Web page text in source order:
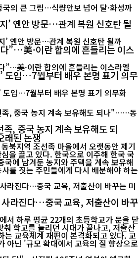
’ 옌안 방문…관계 복원 신호탄 될
”…美·이란 합의에 흔들리는 이스
도입…7월부터 배우 본명 표기 의무
, 중국 농지 계속 보유해도 되
된 논쟁
북지역 조선족 마을에서 오랫동안 제기
을 끌고 있다. 한국으로 이주해 한국 국
국에 남겨둔 농지와 주택을 계속 보유해
를 짓는 주민들에게 다시 배분해야 하는
라진다…중국 교육, 저출산이 바꾸
서 하루 평균 22개의 초등학교가 문을 닫
춰 학교를 늘리던 시대가 끝나고, 저출산
는 교육체계 재편이 본격화되고 있다. 교
아닌 '규모 확대에서 교육의 질 향상으로